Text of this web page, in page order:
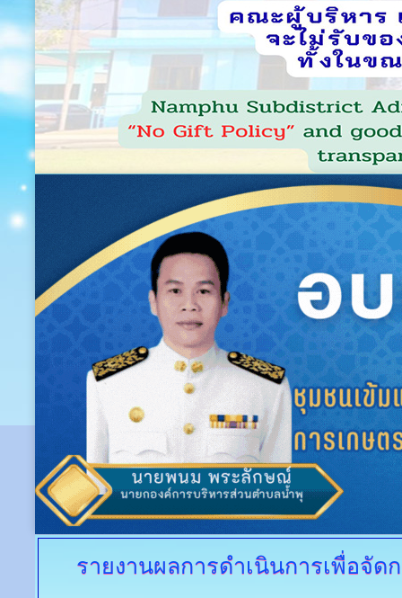
รายงานผลการดำเนินการเพื่อจั